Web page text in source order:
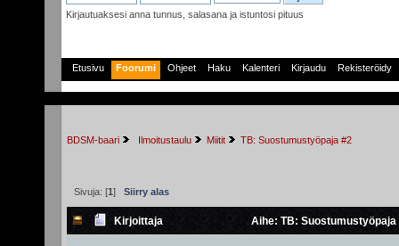
Kirjautuaksesi anna tunnus, salasana ja istuntosi pituus
Etusivu Foorumi Ohjeet Haku Kalenteri Kirjaudu Rekisteröidy
BDSM-baari Ilmoitustaulu Miitit TB: Suostumustyöpaja #2
Sivuja: [1] Siirry alas
Kirjoittaja Aihe: TB: